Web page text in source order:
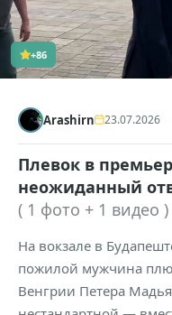
+86
Arashirn 23.07.2026
Плевок в
неожиданный
( 1 фото + 1 видео )
На вокзале в
пожилой мужчина
Венгрии Петера